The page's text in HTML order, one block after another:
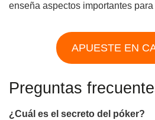
enseña aspectos importantes
APUESTE EN
Preguntas
¿Cuál es el secreto del póker?